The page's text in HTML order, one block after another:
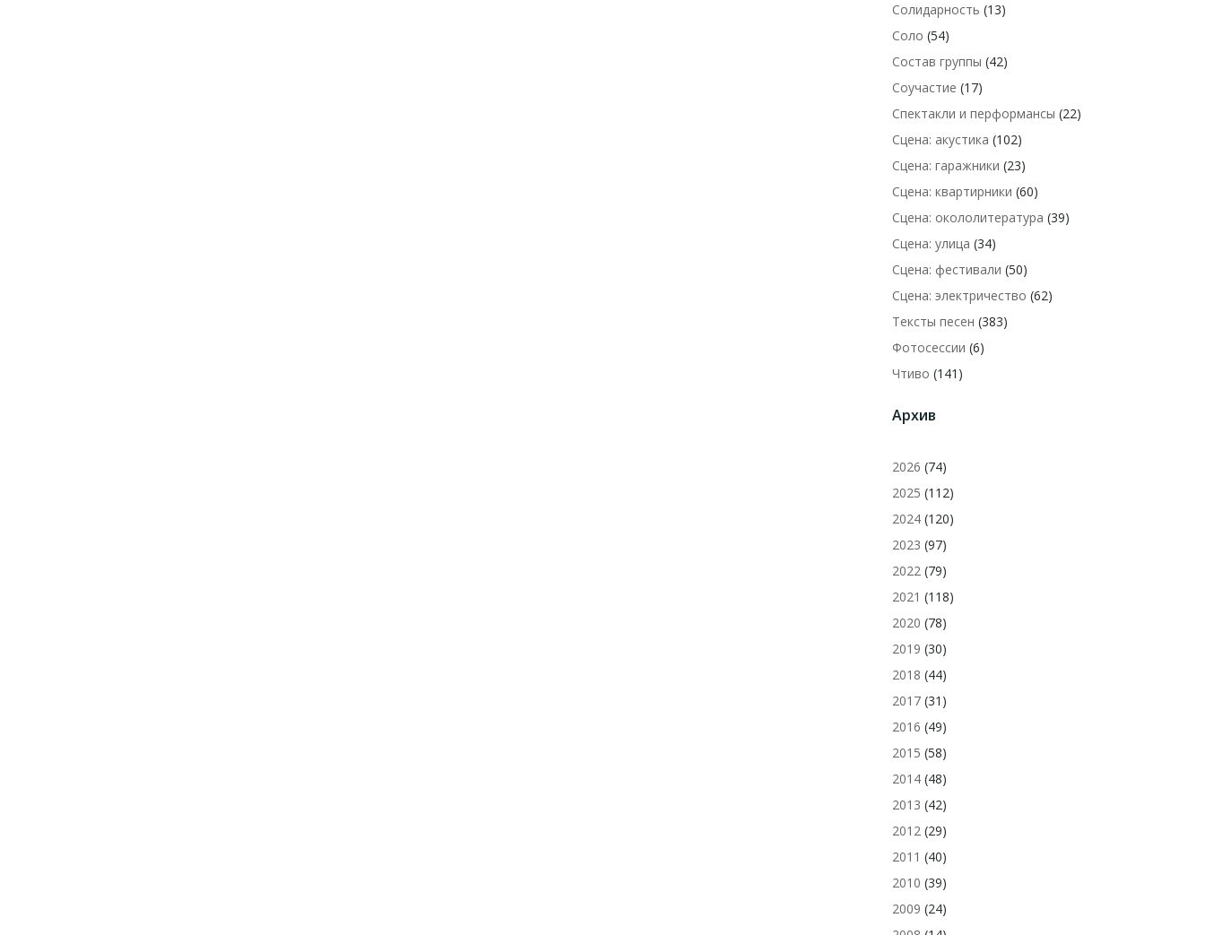
Солидарность (13)
Соло (54)
Состав группы (42)
Соучастие (17)
Спектакли и перформансы (22)
Сцена: акустика (102)
Сцена: гаражники (23)
Сцена: квартирники (60)
Сцена: окололитература (39)
Сцена: улица (34)
Сцена: фестивали (50)
Сцена: электричество (62)
Тексты песен (383)
Фотосессии (6)
Чтиво (141)
Архив
2026 (74)
2025 (112)
2024 (120)
2023 (97)
2022 (79)
2021 (118)
2020 (78)
2019 (30)
2018 (44)
2017 (31)
2016 (49)
2015 (58)
2014 (48)
2013 (42)
2012 (29)
2011 (40)
2010 (39)
2009 (24)